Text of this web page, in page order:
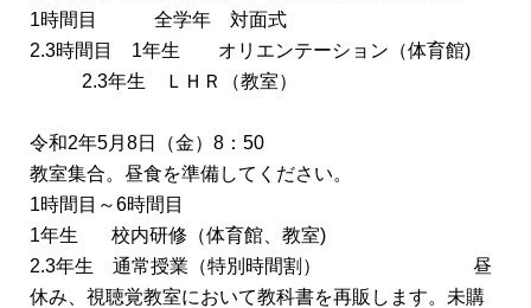
1時間目 全学年 対面式
2.3時間目 1年生 オリエンテーション（体育館)
2.3年生 ＬＨＲ（教室）
令和2年5月8日（金）8：50
教室集合。昼食を準備してください。
1時間目～6時間目
1年生 校内研修（体育館、教室)
2.3年生 通常授業（特別時間割） 昼
休み、視聴覚教室において教科書を再販します。未購